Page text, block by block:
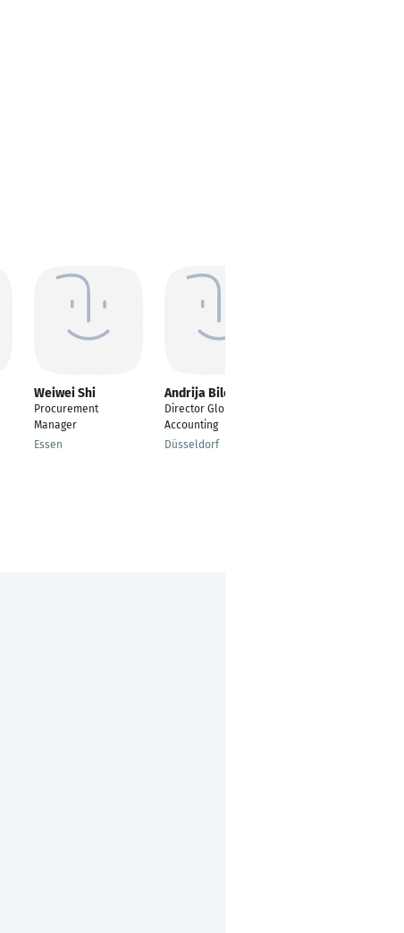
Weiwei Shi
Procurement
Manager
Essen
Andrija Bilobrk
Director Global
Accounting
Düsseldorf